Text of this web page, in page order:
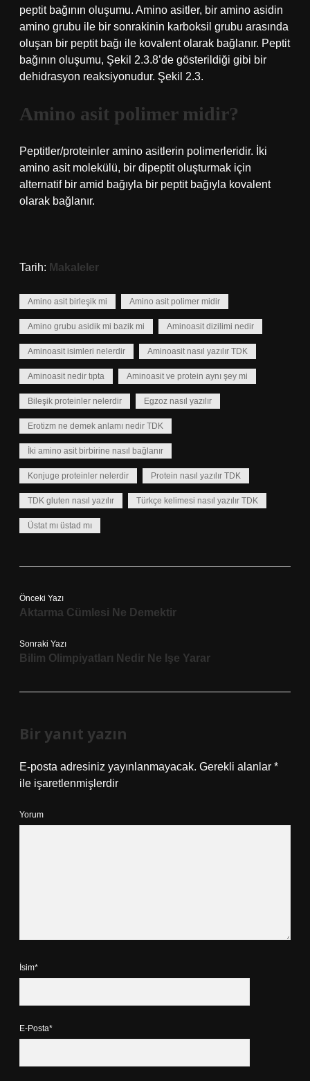
peptit bağının oluşumu. Amino asitler, bir amino asidin
amino grubu ile bir sonrakinin karboksil grubu arasında
oluşan bir peptit bağı ile kovalent olarak bağlanır. Peptit
bağının oluşumu, Şekil 2.3.8’de gösterildiği gibi bir
dehidrasyon reaksiyonudur. Şekil 2.3.
Amino asit polimer midir?
Peptitler/proteinler amino asitlerin polimerleridir. İki
amino asit molekülü, bir dipeptit oluşturmak için
alternatif bir amid bağıyla bir peptit bağıyla kovalent
olarak bağlanır.
Tarih: Makaleler
Amino asit birleşik mi Amino asit polimer midir
Amino grubu asidik mi bazik mi Aminoasit dizilimi nedir
Aminoasit isimleri nelerdir Aminoasit nasıl yazılır TDK
Aminoasit nedir tıpta Aminoasit ve protein aynı şey mi
Bileşik proteinler nelerdir Egzoz nasıl yazılır
Erotizm ne demek anlamı nedir TDK
İki amino asit birbirine nasıl bağlanır
Konjuge proteinler nelerdir Protein nasıl yazılır TDK
TDK gluten nasıl yazılır Türkçe kelimesi nasıl yazılır TDK
Üstat mı üstad mı
Önceki Yazı
Aktarma Cümlesi Ne Demektir
Sonraki Yazı
Bilim Olimpiyatları Nedir Ne Işe Yarar
Bir yanıt yazın
E-posta adresiniz yayınlanmayacak. Gerekli alanlar *
ile işaretlenmişlerdir
Yorum
İsim*
E-Posta*